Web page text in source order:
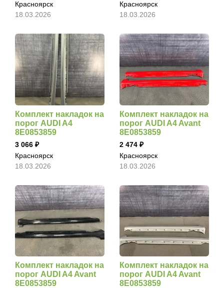
Красноярск
18.03.2026
Красноярск
18.03.2026
Комплект накладок на
порог AUDI A4
8E0853859
3 066
Красноярск
18.03.2026
Комплект накладок на
порог AUDI A4 Avant
8E0853859
2 474
Красноярск
18.03.2026
Комплект накладок на
порог AUDI A4 Avant
8E0853859
Комплект накладок на
порог AUDI A4 Avant
8E0853859